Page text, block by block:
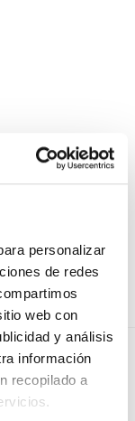
personalizar
de redes
web con
y análisis
información
recopilado a